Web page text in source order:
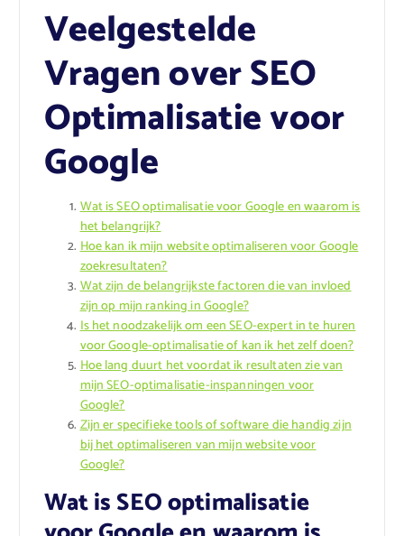
Veelgestelde
Vragen over SEO
Optimalisatie voor
Google
Wat is SEO optimalisatie voor Google en waarom is
het belangrijk?
Hoe kan ik mijn website optimaliseren voor Google
zoekresultaten?
Wat zijn de belangrijkste factoren die van invloed
zijn op mijn ranking in Google?
Is het noodzakelijk om een SEO-expert in te huren
voor Google-optimalisatie of kan ik het zelf doen?
Hoe lang duurt het voordat ik resultaten zie van
mijn SEO-optimalisatie-inspanningen voor
Google?
Zijn er specifieke tools of software die handig zijn
bij het optimaliseren van mijn website voor
Google?
Wat is SEO optimalisatie